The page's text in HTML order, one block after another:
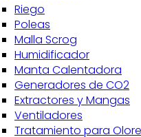
Riego
Poleas
Malla Scrog
Humidificador
Manta Calentadora
Generadores de CO2
Extractores y Mangas
Ventiladores
Tratamiento para